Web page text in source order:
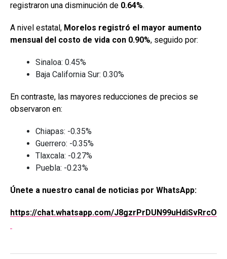
registraron una disminución de 0.64%.
A nivel estatal, Morelos registró el mayor aumento
mensual del costo de vida con 0.90%, seguido por:
Sinaloa: 0.45%
Baja California Sur: 0.30%
En contraste, las mayores reducciones de precios se
observaron en:
Chiapas: -0.35%
Guerrero: -0.35%
Tlaxcala: -0.27%
Puebla: -0.23%
Únete a nuestro canal de noticias por WhatsApp:
https://chat.whatsapp.com/J8gzrPrDUN99uHdiSvRrcO